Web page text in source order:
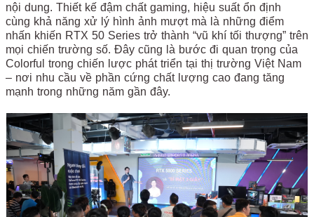
nội dung. Thiết kế đậm chất gaming, hiệu suất ổn định
cùng khả năng xử lý hình ảnh mượt mà là những điểm
nhấn khiến RTX 50 Series trở thành “vũ khí tối thượng” trên
mọi chiến trường số. Đây cũng là bước đi quan trọng của
Colorful trong chiến lược phát triển tại thị trường Việt Nam
– nơi nhu cầu về phần cứng chất lượng cao đang tăng
mạnh trong những năm gần đây.